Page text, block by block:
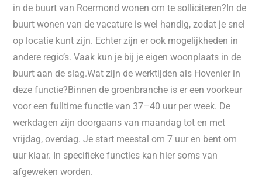
in de buurt van Roermond wonen om te solliciteren?In de
buurt wonen van de vacature is wel handig, zodat je snel
op locatie kunt zijn. Echter zijn er ook mogelijkheden in
andere regio’s. Vaak kun je bij je eigen woonplaats in de
buurt aan de slag.Wat zijn de werktijden als Hovenier in
deze functie?Binnen de groenbranche is er een voorkeur
voor een fulltime functie van 37–40 uur per week. De
werkdagen zijn doorgaans van maandag tot en met
vrijdag, overdag. Je start meestal om 7 uur en bent om
uur klaar. In specifieke functies kan hier soms van
afgeweken worden.